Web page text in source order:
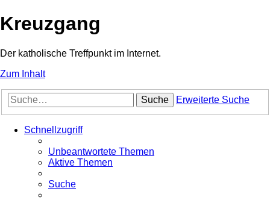
Kreuzgang
Der katholische Treffpunkt im Internet.
Zum Inhalt
Suche Erweiterte Suche
Schnellzugriff
Unbeantwortete Themen
Aktive Themen
Suche